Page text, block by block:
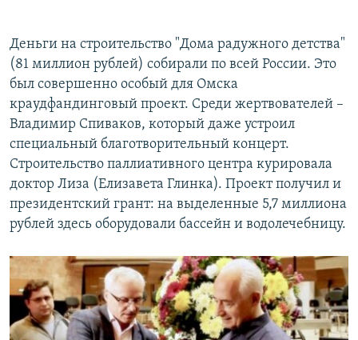
Деньги на строительство "Дома радужного детства"
(81 миллион рублей) собирали по всей России. Это
был совершенно особый для Омска
краудфандинговый проект. Среди жертвователей –
Владимир Спиваков, который даже устроил
специальный благотворительный концерт.
Строительство паллиативного центра курировала
доктор Лиза (Елизавета Глинка). Проект получил и
президентский грант: на выделенные 5,7 миллиона
рублей здесь оборудовали бассейн и водолечебницу.